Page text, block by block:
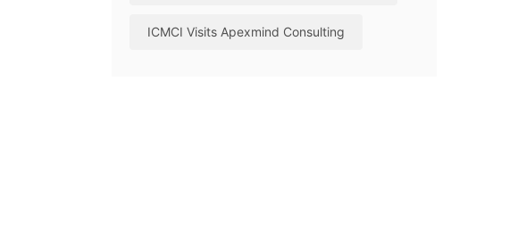
ICMCI Visits Apexmind Consulting